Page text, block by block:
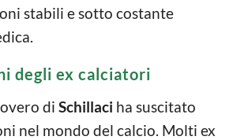
stabili e sotto costante
degli ex calciatori
di Schillaci ha suscitato
nel mondo del calcio. Molti ex